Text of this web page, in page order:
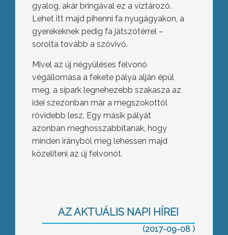
gyalog, akár bringával ez a víztározó.
Lehet itt majd pihenni fa nyugágyakon, a
gyerekeknek pedig fa játszótérrel –
sorolta tovább a szóvivő.
Mivel az új négyüléses felvonó
végállomása a fekete pálya alján épül
meg, a sípark legnehezebb szakasza az
idei szezonban már a megszokottól
rövidebb lesz. Egy másik pályát
azonban meghosszabbítanak, hogy
minden irányból meg lehessen majd
közelíteni az új felvonót.
AZ AKTUÁLIS NAPI HÍREI
(2017-09-08 )
Hegyen-völgyön fizioterápia